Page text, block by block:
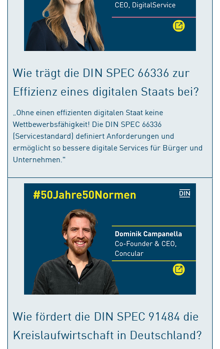
Wie trägt die DIN SPEC 66336 zur
Effizienz eines digitalen Staats bei?
„Ohne einen effizienten digitalen Staat keine
Wettbewerbsfähigkeit! Die DIN SPEC 66336
(Servicestandard) definiert Anforderungen und
ermöglicht so bessere digitale Services für Bürger und
Unternehmen."
Wie fördert die DIN SPEC 91484 die
Kreislaufwirtschaft in Deutschland?